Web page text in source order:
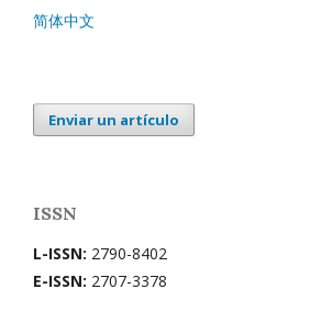
简体中文
Enviar un artículo
ISSN
L-ISSN: 2790-8402
E-ISSN: 2707-3378